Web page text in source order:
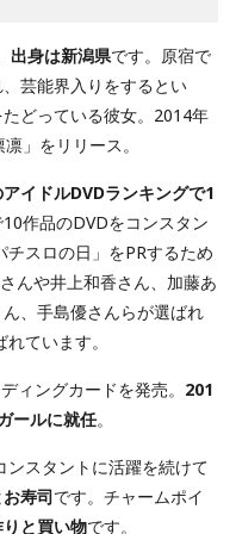
出身は新潟県です。原宿で
芸能界入りをするとい
どっている彼女。2014年
」をリリース。
イドルDVDランキングで1
作品のDVDをコンスタン
チスロの日」をPRするため
んや井上和香さん、加藤あ
、手島優さんらが選ばれ
ています。
ィングカードを発売。 201
ールに就任。
スタントに活躍を続けて
寿司です。チャームポイ
と買い物です。